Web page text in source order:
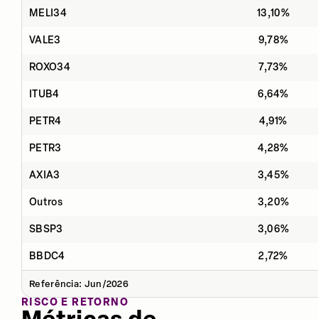
MELI34 13,10%
VALE3 9,78%
ROXO34 7,73%
ITUB4 6,64%
PETR4 4,91%
PETR3 4,28%
AXIA3 3,45%
Outros 3,20%
SBSP3 3,06%
BBDC4 2,72%
Referência: Jun/2026
RISCO E RETORNO